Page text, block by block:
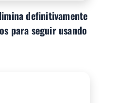
definitivamente
para seguir usando